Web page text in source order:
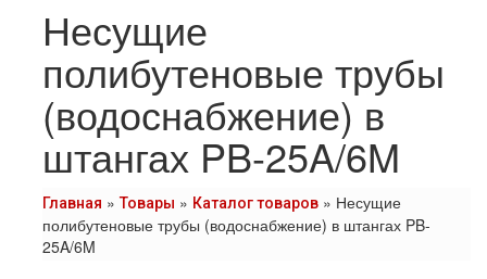
Несущие
полибутеновые трубы
(водоснабжение) в
штангах PB-25A/6M
Главная »Товары » Каталог товаров » Несущие
полибутеновые трубы (водоснабжение) в штангах PB-
25A/6M